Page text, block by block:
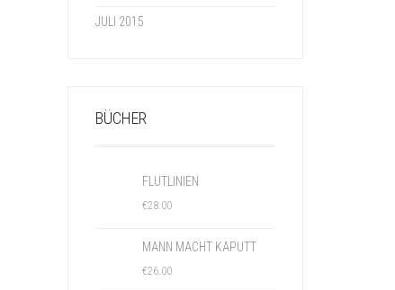
JULI 2015
BÜCHER
FLUTLINIEN
€28.00
MANN MACHT KAPUTT
€26.00